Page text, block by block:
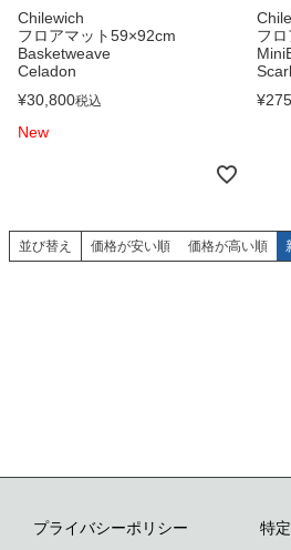
Chilewich
フロアマット59×92cm
Basketweave
Celadon
¥30,800税込
New
フ
¥
並び替え 価格が安い順 価格が高い順
プライバシーポリシー 特